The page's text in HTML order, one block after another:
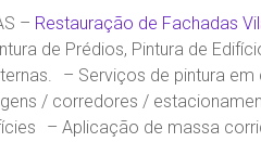
– Restauração de Fachadas
de Prédios, Pintura de
– Serviços de pintura
/ corredores /
– Aplicação de massa